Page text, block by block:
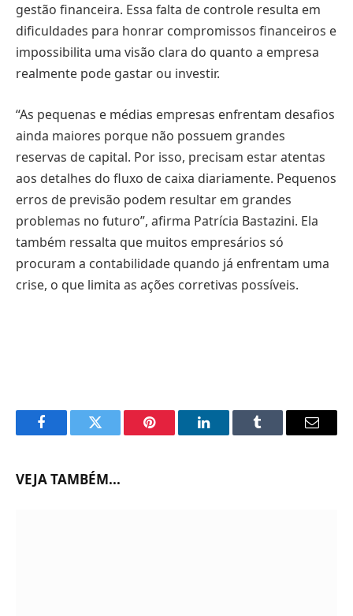
gestão financeira. Essa falta de controle resulta em
dificuldades para honrar compromissos financeiros e
impossibilita uma visão clara do quanto a empresa
realmente pode gastar ou investir.
“As pequenas e médias empresas enfrentam desafios
ainda maiores porque não possuem grandes
reservas de capital. Por isso, precisam estar atentas
aos detalhes do fluxo de caixa diariamente. Pequenos
erros de previsão podem resultar em grandes
problemas no futuro”, afirma Patrícia Bastazini. Ela
também ressalta que muitos empresários só
procuram a contabilidade quando já enfrentam uma
crise, o que limita as ações corretivas possíveis.
FacebookTwitter Pinterest LinkedInTumblr Email
VEJA TAMBÉM...